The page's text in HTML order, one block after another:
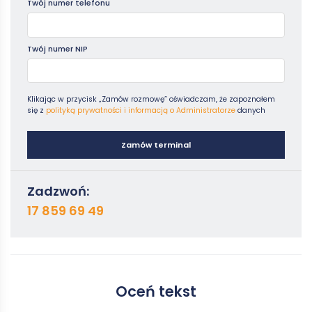
Twój numer telefonu
Twój numer NIP
Klikając w przycisk „Zamów rozmowę” oświadczam, że zapoznałem
się z polityką prywatności i informacją o Administratorze danych
Zamów terminal
Zadzwoń:
17 859 69 49
Oceń tekst